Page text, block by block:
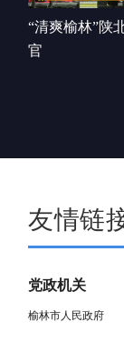
“清爽榆林”陕
官
友情链
党政机关
榆林市人民政府